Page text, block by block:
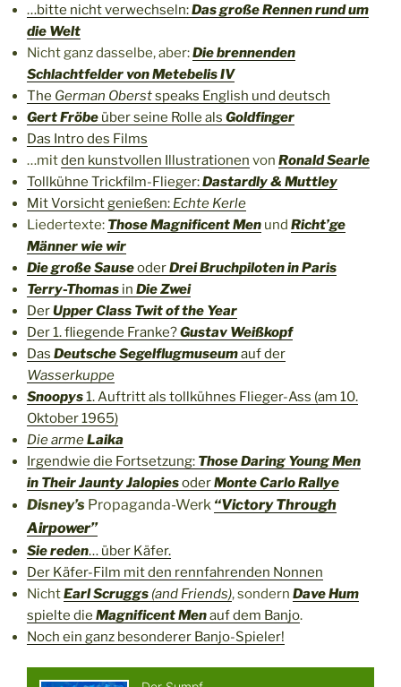
…bitte nicht verwechseln:Das große Rennen rund um
die Welt
Nicht ganz dasselbe, aber:Die brennenden
Schlachtfelder von Metebelis IV
The German Oberstspeaks English und deutsch
Gert Fröbe über seine Rolle als Goldfinger
Das Intro des Films
…mitden kunstvollen Illustrationen von Ronald Searle
Tollkühne Trickfilm-Flieger:Dastardly & Muttley
Mit Vorsicht genießen: Echte Kerle
Liedertexte: Those Magnificent Men und Richt’ge
Männer wie wir
Die große SauseoderDrei Bruchpiloten in Paris
Terry-Thomas in Die Zwei
DerUpper Class Twit of the Year
Der 1. fliegende Franke?Gustav Weißkopf
Das Deutsche Segelflugmuseumauf der
Wasserkuppe
Snoopys1. Auftritt als tollkühnes Flieger-Ass (am 10.
Oktober 1965)
Die armeLaika
Irgendwie die Fortsetzung: Those Daring Young Men
in Their Jaunty JalopiesoderMonte Carlo Rallye
Disney’s Propaganda-Werk “Victory Through
Airpower”
Sie reden… über Käfer.
Der Käfer-Film mit den rennfahrenden Nonnen
NichtEarl Scruggs (and Friends), sondern Dave Hum
spielte die Magnificent Menauf dem Banjo.
Noch ein ganz besonderer Banjo-Spieler!